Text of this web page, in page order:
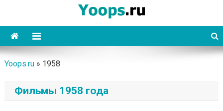
content
Yoops
Yoops.ru» 1958
Фильмы 1958 года